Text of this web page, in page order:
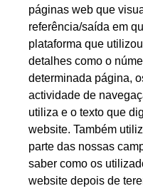
páginas web que
referência/saída em
plataforma que
detalhes como o
determinada página,
actividade de
utiliza e o texto que
website. Também
parte das nossas
saber como os
website depois de